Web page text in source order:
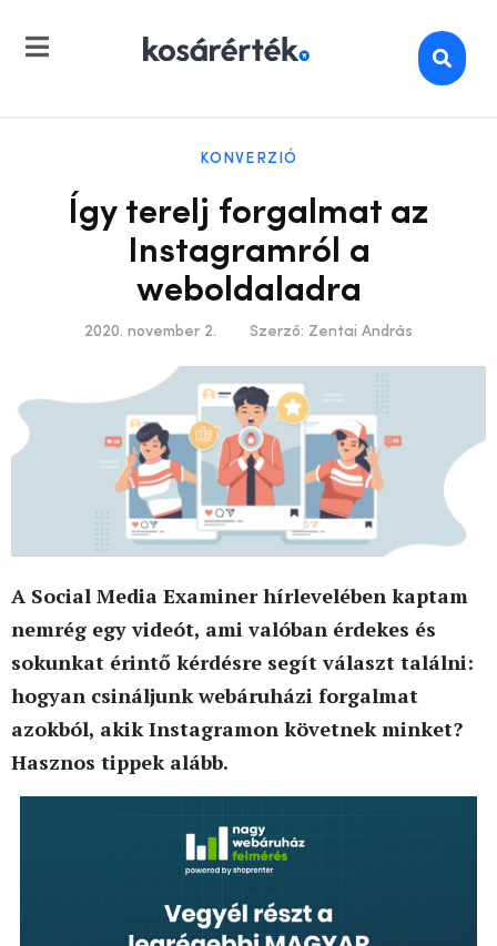
KONVERZIÓ
Így terelj forgalmat az
Instagramról a
weboldaladra
2020. november 2. Szerző: Zentai András
A Social Media Examiner hírlevelében kaptam
nemrég egy videót, ami valóban érdekes és
sokunkat érintő kérdésre segít választ találni:
hogyan csináljunk webáruházi forgalmat
azokból, akik Instagramon követnek minket?
Hasznos tippek alább.